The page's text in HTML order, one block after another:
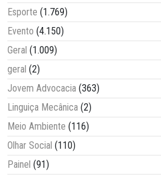
Esporte (1.769)
Evento (4.150)
Geral (1.009)
geral (2)
Jovem Advocacia (363)
Linguiça Mecânica (2)
Meio Ambiente (116)
Olhar Social (110)
Painel (91)